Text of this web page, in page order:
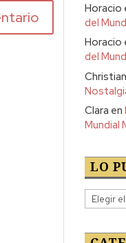
Horacio
del
Horacio
del
Clara en
Mundial
LO
Lo